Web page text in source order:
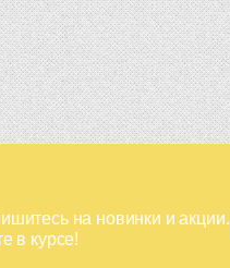
на новинки и акции.
в курсе!